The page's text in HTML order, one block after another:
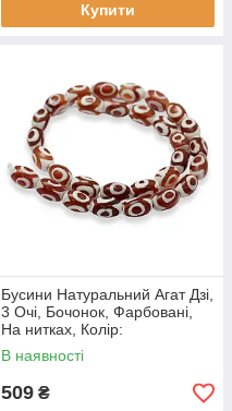
Купити
Бусини Натуральний Агат Дзі,
3 Очі, Бочонок, Фарбовані,
На нитках, Колір:
Коричневий, Розмір:
12х8ммм, (1 нитка)
В наявності
509 ₴